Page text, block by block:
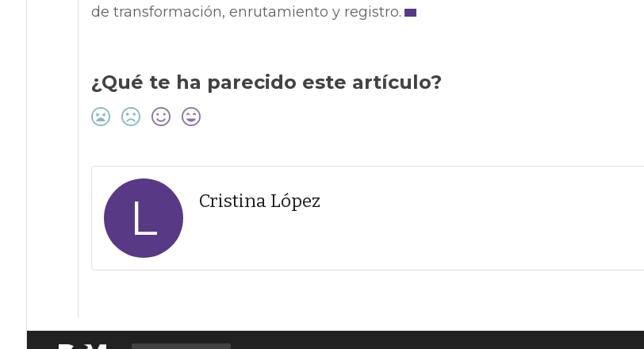
de transformación, enrutamiento y registro.
¿Qué te ha parecido este artículo?
L Cristina López